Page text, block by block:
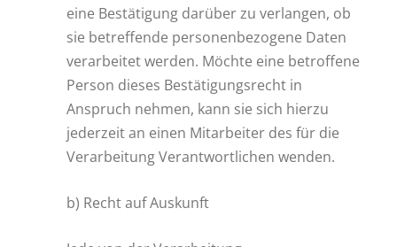
eine Bestätigung darüber zu verlangen, ob
sie betreffende personenbezogene Daten
verarbeitet werden. Möchte eine betroffene
Person dieses Bestätigungsrecht in
Anspruch nehmen, kann sie sich hierzu
jederzeit an einen Mitarbeiter des für die
Verarbeitung Verantwortlichen wenden.
b) Recht auf Auskunft